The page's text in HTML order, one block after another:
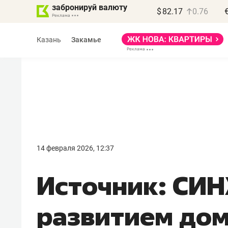
забронируй валюту $ 82.17 0.76
Казань Закамье
14 февраля 2026, 12:37
Источник:
развитием
правил, бизнес может
потерять минимум